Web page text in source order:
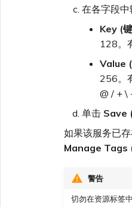
在各字段中
Key (
128。
Value
256。
@ / + \
单击 Save
如果该服务已
Manage Tags
警告
切勿在资源标签